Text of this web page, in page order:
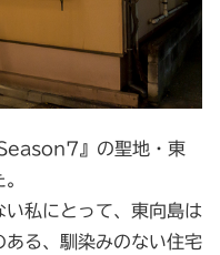
』の聖地・東
私にとって、東向島は
る、馴染みのない住宅